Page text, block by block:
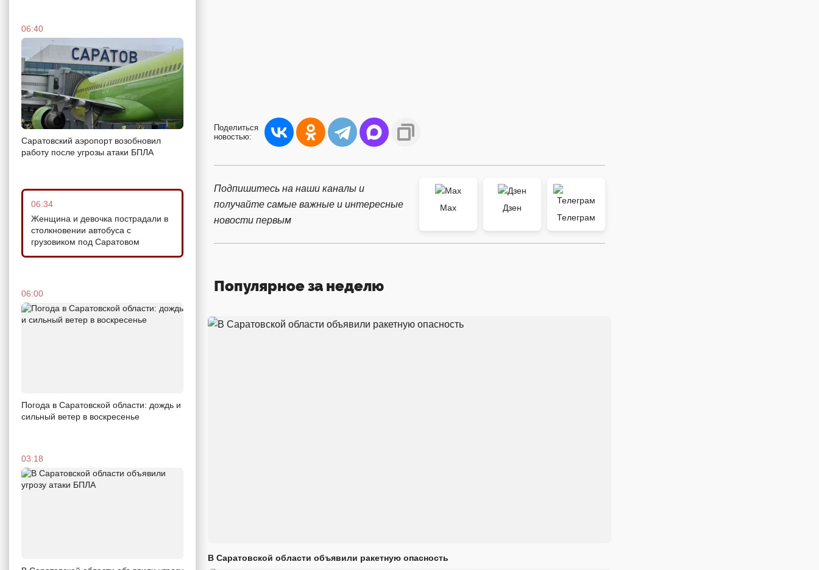
06:40
Саратовский аэропорт возобновил
работу после угрозы атаки БПЛА
06:34
Женщина и девочка пострадали в
столкновении автобуса с
грузовиком под Саратовом
06:00
Погода в Саратовской области: дождь и
сильный ветер в воскресенье
03:18
Поделиться
новостью:
Подпишитесь на наши каналы и
получайте самые важные и интересные
новости первым
Max
Дзен
Телеграм
Популярное за неделю
В Саратовской области объявили ракетную опасность